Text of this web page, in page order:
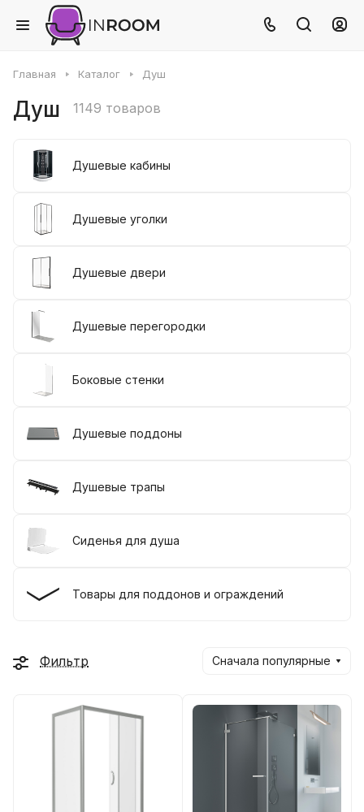
Главная Каталог Душ
Душ 1149 товаров
Душевые кабины
Душевые уголки
Душевые двери
Душевые перегородки
Боковые стенки
Душевые поддоны
Душевые трапы
Сиденья для душа
Товары для поддонов и ограждений
Фильтр Сначала популярные